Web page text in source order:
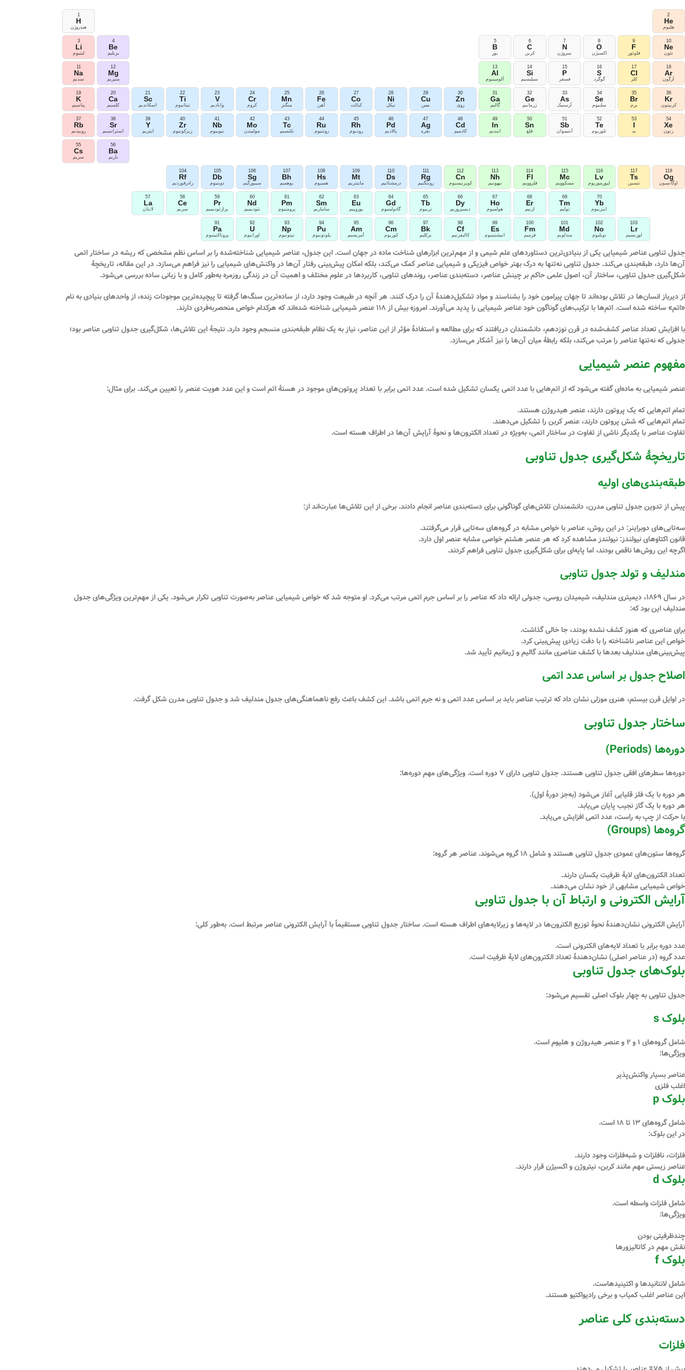
1
H
هیدروژن
2
He
هلیوم
3
Li
لیتیوم
4
Be
بریلیم
5
B
بور
6
C
کربن
7
N
نیتروژن
8
O
اکسیژن
9
F
فلوئور
10
Ne
نئون
11
Na
سدیم
12
Mg
منیزیم
13
Al
آلومینیوم
14
Si
سیلیسیم
15
P
فسفر
16
S
گوگرد
17
Cl
کلر
18
Ar
آرگون
19
K
پتاسیم
20
Ca
کلسیم
21
Sc
اسکاندیم
22
Ti
تیتانیوم
23
V
وانادیم
24
Cr
کروم
25
Mn
منگنز
26
Fe
آهن
27
Co
کبالت
28
Ni
نیکل
29
Cu
مس
30
Zn
روی
31
Ga
گالیم
32
Ge
ژرمانیم
33
As
آرسنیک
34
Se
سلنیوم
35
Br
برم
36
Kr
کریپتون
37
Rb
روبیدیم
38
Sr
استرانسیم
39
Y
ایتریم
40
Zr
زیرکونیوم
41
Nb
نیوبیوم
42
Mo
مولیبدن
43
Tc
تکنسیم
44
Ru
روتنیوم
45
Rh
رودیوم
46
Pd
پالادیم
47
Ag
نقره
48
Cd
کادمیم
49
In
ایندیم
50
Sn
قلع
51
Sb
آنتیموان
52
Te
تلوریوم
53
I
ید
54
Xe
زنون
55
Cs
سزیم
56
Ba
باریم
57
La
لانتان
58
Ce
سریم
59
Pr
پرازئودیمیم
60
Nd
نئودیمیم
61
Pm
پرومتیوم
62
Sm
ساماریم
63
Eu
یوروپیم
64
Gd
گادولینیوم
65
Tb
تربیوم
66
Dy
دیسپروزیم
67
Ho
هولمیوم
68
Er
اربیم
69
Tm
تولیم
70
Yb
ایتربیوم
91
Pa
پروتاکتینیوم
92
U
اورانیوم
93
Np
نپتونیوم
94
Pu
پلوتونیوم
95
Am
آمریسیم
96
Cm
کوریوم
97
Bk
برکلیم
98
Cf
کالیفرنیم
99
Es
انیشتینیوم
100
Fm
فرمیم
101
Md
مندلویم
102
No
نوبلیوم
103
Lr
لورنسیم
104
Rf
رادرفوردیم
105
Db
دوبنیوم
106
Sg
سیبورگیم
107
Bh
بوهمیم
108
Hs
هسیوم
109
Mt
مایتنریم
110
Ds
درمشتاتیم
111
Rg
رونتگنیم
112
Cn
کوپرنیسیوم
113
Nh
نیهونیم
114
Fl
فلروویم
115
Mc
مسکوویم
116
Lv
لیورموریوم
117
Ts
تنسین
118
Og
اوگانسون
جدول تناوبی عناصر شیمیایی یکی از بنیادی‌ترین دستاوردهای علم شیمی و از مهم‌ترین ابزارهای شناخت ماده در جهان است. این جدول، عناصر شیمیایی شناخته‌شده را بر اساس نظم مشخصی که ریشه در ساختار اتمی
آن‌ها دارد، طبقه‌بندی می‌کند. جدول تناوبی نه‌تنها به درک بهتر خواص فیزیکی و شیمیایی عناصر کمک می‌کند، بلکه امکان پیش‌بینی رفتار آن‌ها در واکنش‌های شیمیایی را نیز فراهم می‌سازد. در این مقاله، تاریخچهٔ
شکل‌گیری جدول تناوبی، ساختار آن، اصول علمی حاکم بر چینش عناصر، دسته‌بندی عناصر، روندهای تناوبی، کاربردها در علوم مختلف و اهمیت آن در زندگی روزمره به‌طور کامل و با زبانی ساده بررسی می‌شود.
از دیرباز انسان‌ها در تلاش بوده‌اند تا جهان پیرامون خود را بشناسند و مواد تشکیل‌دهندهٔ آن را درک کنند. هر آنچه در طبیعت وجود دارد، از ساده‌ترین سنگ‌ها گرفته تا پیچیده‌ترین موجودات زنده، از واحدهای بنیادی به نام
«اتم» ساخته شده است. اتم‌ها با ترکیب‌های گوناگون خود عناصر شیمیایی را پدید می‌آورند. امروزه بیش از ۱۱۸ عنصر شیمیایی شناخته شده‌اند که هرکدام خواص منحصربه‌فردی دارند.
با افزایش تعداد عناصر کشف‌شده در قرن نوزدهم، دانشمندان دریافتند که برای مطالعه و استفادهٔ مؤثر از این عناصر، نیاز به یک نظام طبقه‌بندی منسجم وجود دارد. نتیجهٔ این تلاش‌ها، شکل‌گیری جدول تناوبی عناصر بود؛
جدولی که نه‌تنها عناصر را مرتب می‌کند، بلکه رابطهٔ میان آن‌ها را نیز آشکار می‌سازد.
مفهوم عنصر شیمیایی
عنصر شیمیایی به ماده‌ای گفته می‌شود که از اتم‌هایی با عدد اتمی یکسان تشکیل شده است. عدد اتمی برابر با تعداد پروتون‌های موجود در هستهٔ اتم است و این عدد هویت عنصر را تعیین می‌کند. برای مثال:
تمام اتم‌هایی که یک پروتون دارند، عنصر هیدروژن هستند.
تمام اتم‌هایی که شش پروتون دارند، عنصر کربن را تشکیل می‌دهند.
تفاوت عناصر با یکدیگر ناشی از تفاوت در ساختار اتمی، به‌ویژه در تعداد الکترون‌ها و نحوهٔ آرایش آن‌ها در اطراف هسته است.
تاریخچهٔ شکل‌گیری جدول تناوبی
طبقه‌بندی‌های اولیه
پیش از تدوین جدول تناوبی مدرن، دانشمندان تلاش‌های گوناگونی برای دسته‌بندی عناصر انجام دادند. برخی از این تلاش‌ها عبارت‌اند از:
سه‌تایی‌های دوبراینر: در این روش، عناصر با خواص مشابه در گروه‌های سه‌تایی قرار می‌گرفتند.
قانون اکتاوهای نیولندز: نیولندز مشاهده کرد که هر عنصر هشتم خواصی مشابه عنصر اول دارد.
اگرچه این روش‌ها ناقص بودند، اما پایه‌ای برای شکل‌گیری جدول تناوبی فراهم کردند.
مندلیف و تولد جدول تناوبی
در سال ۱۸۶۹، دیمیتری مندلیف، شیمیدان روسی، جدولی ارائه داد که عناصر را بر اساس جرم اتمی مرتب می‌کرد. او متوجه شد که خواص شیمیایی عناصر به‌صورت تناوبی تکرار می‌شود. یکی از مهم‌ترین ویژگی‌های جدول
مندلیف این بود که:
برای عناصری که هنوز کشف نشده بودند، جا خالی گذاشت.
خواص این عناصر ناشناخته را با دقت زیادی پیش‌بینی کرد.
پیش‌بینی‌های مندلیف بعدها با کشف عناصری مانند گالیم و ژرمانیم تأیید شد.
اصلاح جدول بر اساس عدد اتمی
در اوایل قرن بیستم، هنری موزلی نشان داد که ترتیب عناصر باید بر اساسعدد اتمیو نه جرم اتمی باشد. این کشف باعث رفع ناهماهنگی‌های جدول مندلیف شد و جدول تناوبی مدرن شکل گرفت.
ساختار جدول تناوبی
دوره‌ها (Periods)
دوره‌ها سطرهای افقی جدول تناوبی هستند. جدول تناوبی دارای۷ دوره
است. ویژگی‌های مهم دوره‌ها:
هر دوره با یک فلز قلیایی آغاز می‌شود (به‌جز دورهٔ اول).
هر دوره با یک گاز نجیب پایان می‌یابد.
با حرکت از چپ به راست، عدد اتمی افزایش می‌یابد.
گروه‌ها (Groups)
گروه‌ها ستون‌های عمودی جدول تناوبی هستند و شامل۱۸ گروه
می‌شوند. عناصر هر گروه:
تعداد الکترون‌های لایهٔ ظرفیت یکسان دارند.
خواص شیمیایی مشابهی از خود نشان می‌دهند.
آرایش الکترونی و ارتباط آن با جدول تناوبی
آرایش الکترونی نشان‌دهندهٔ نحوهٔ توزیع الکترون‌ها در لایه‌ها و زیرلایه‌های اطراف هسته است. ساختار جدول تناوبی مستقیماً با آرایش الکترونی عناصر مرتبط است. به‌طور کلی:
عدد دوره برابر با تعداد لایه‌های الکترونی است.
عدد گروه (در عناصر اصلی) نشان‌دهندهٔ تعداد الکترون‌های لایهٔ ظرفیت است.
بلوک‌های جدول تناوبی
جدول تناوبی به چهار بلوک اصلی تقسیم می‌شود:
بلوک s
شامل گروه‌های ۱ و ۲ و عنصر هیدروژن و هلیوم است.
ویژگی‌ها:
عناصر بسیار واکنش‌پذیر
اغلب فلزی
بلوک p
شامل گروه‌های ۱۳ تا ۱۸ است.
در این بلوک:
فلزات، نافلزات و شبه‌فلزات وجود دارند.
عناصر زیستی مهم مانند کربن، نیتروژن و اکسیژن قرار دارند.
بلوک d
شامل فلزات واسطه است.
ویژگی‌ها:
چندظرفیتی بودن
نقش مهم در کاتالیزورها
بلوک f
شامل لانتانیدها و اکتینیدهاست.
این عناصر اغلب کمیاب و برخی رادیواکتیو هستند.
دسته‌بندی کلی عناصر
فلزات